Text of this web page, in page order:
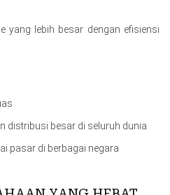
yang lebih besar dengan efisiensi
distribusi besar di seluruh dunia
pasar di berbagai negara